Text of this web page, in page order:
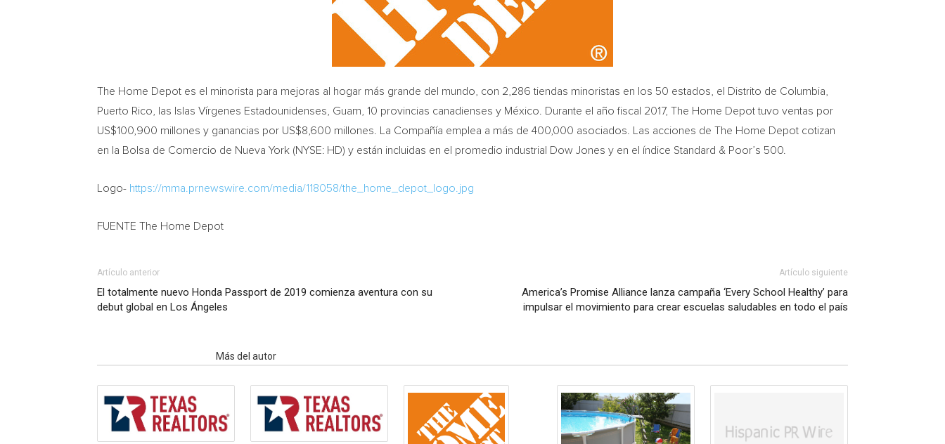
The Home Depot es el minorista para mejoras al hogar más grande del mundo, con 2,286 tiendas minoristas en los 50 estados, el Distrito de Columbia
Puerto Rico , las Islas Vírgenes Estadounidenses, Guam , 10 provincias canadienses y México. Durante el año fiscal 2017, The Home Depot tuvo ventas por
US$100,900 millones y ganancias por US$8,600 millones. La Compañía emplea a más de 400,000 asociados. Las acciones de The Home Depot cotizan
en la Bolsa de Comercio de Nueva York (NYSE: HD) y están incluidas en el promedio industrial Dow Jones y en el índice Standard & Poor’s 500.
Logo- https://mma.prnewswire.com/media/118058/the_home_depot_logo.jpg
FUENTE The Home Depot
Artículo anterior
El totalmente nuevo Honda Passport de 2019 comienza aventura con su
debut global en Los Ángeles
Artículo siguiente
America’s Promise Alliance lanza campaña ‘Every School Healthy’ para
impulsar el movimiento para crear escuelas saludables en todo el país
Más del autor